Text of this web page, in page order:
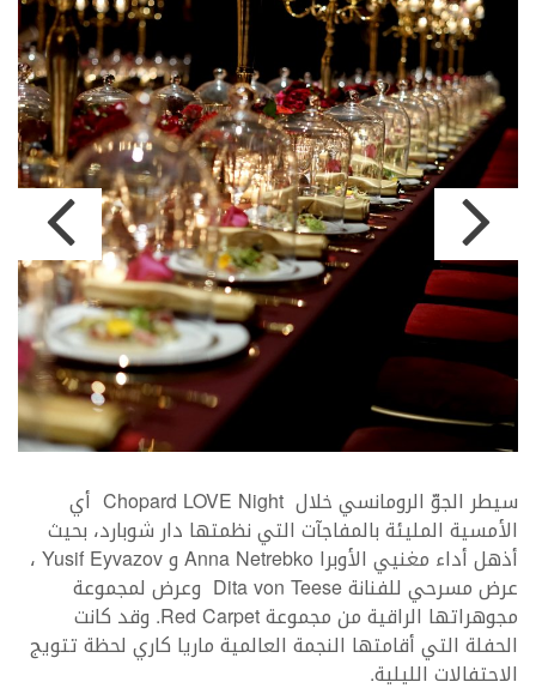
سيطر الجوّ الرومانسي خلال Chopard LOVE Night أي
الأمسية المليئة بالمفاجآت التي نظمتها دار شوبارد، بحيث
أذهل أداء مغنيي الأوبرا Anna Netrebko و Yusif Eyvazov ،
عرض مسرحي للفنانة Dita von Teese وعرض لمجموعة
مجوهراتها الراقية من مجموعة Red Carpet. وقد كانت
الحفلة التي أقامتها النجمة العالمية ماريا كاري لحظة تتويج
الاحتفالات الليلية.